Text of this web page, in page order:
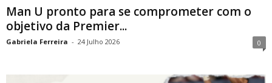
Man U pronto para se comprometer com o
objetivo da Premier...
Gabriela Ferreira - 24 Julho 2026 0